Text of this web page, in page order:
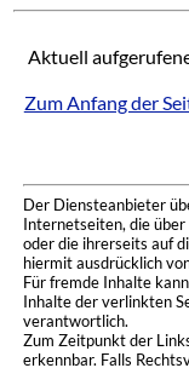
Aktuell
Zum Anfang der
Der Diensteanbieter
Internetseiten, die
oder die ihrerseits auf
hiermit ausdrücklich
Für fremde Inhalte
Inhalte der verlinkten
verantwortlich.
Zum Zeitpunkt der
erkennbar. Falls